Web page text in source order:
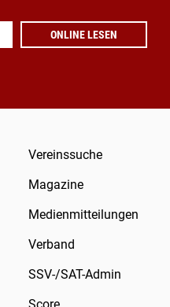
ONLINE LESEN
Vereinssuche
Magazine
Medienmitteilungen
Verband
SSV-/SAT-Admin